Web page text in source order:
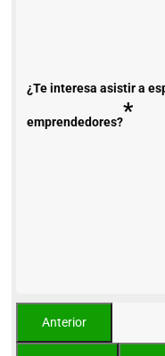
¿Te interesa asistir a
emprendedores?*